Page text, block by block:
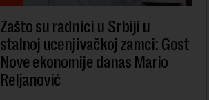
Zašto su radnici u Srbiji u
stalnoj ucenjivačkoj zamci: Gost
Nove ekonomije danas Mario
Reljanović